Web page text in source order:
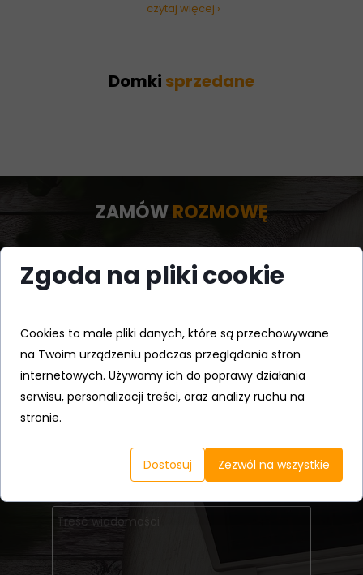
Domki sprzedane
czytaj więcej ›
ZAMÓWROZMOWĘ
Wypełnij formularza My skontaktujemy się z Tobą
w sprawiewycenylub umówienia terminuprezentacji
Zgoda na pliki cookie
Cookies to małe pliki danych, które są przechowywane
na Twoim urządzeniu podczas przeglądania stron
internetowych. Używamy ich do poprawy działania
serwisu, personalizacji treści, oraz analizy ruchu na
stronie.
Dostosuj Zezwól na wszystkie